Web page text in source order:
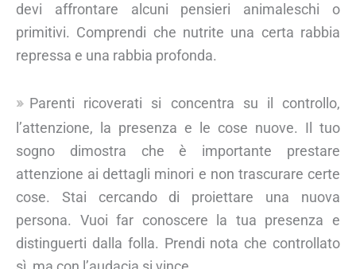
devi affrontare alcuni pensieri animaleschi o
primitivi. Comprendi che nutrite una certa rabbia
repressa e una rabbia profonda.
Parenti ricoverati si concentra su il controllo,
l’attenzione, la presenza e le cose nuove. Il tuo
sogno dimostra che è importante prestare
attenzione ai dettagli minori e non trascurare certe
cose. Stai cercando di proiettare una nuova
persona. Vuoi far conoscere la tua presenza e
distinguerti dalla folla. Prendi nota che controllato